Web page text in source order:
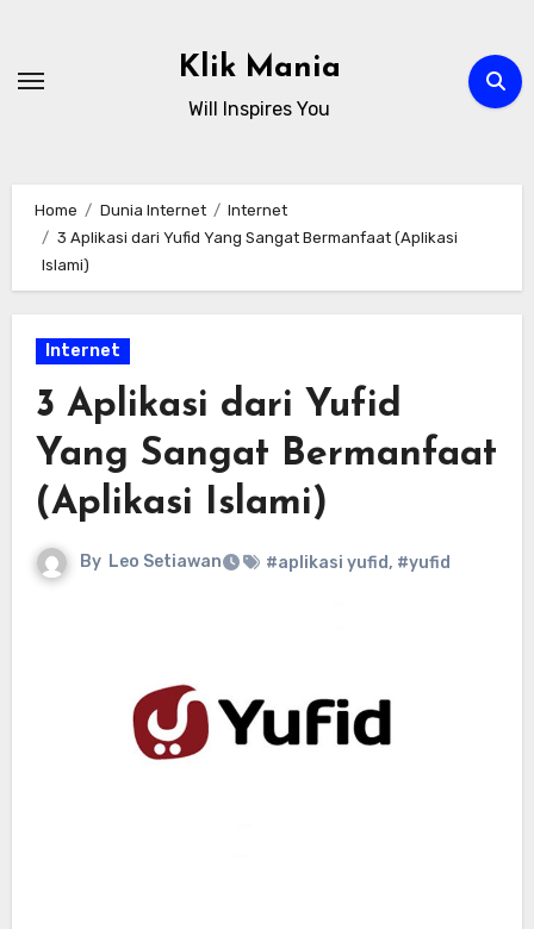
content
Klik Mania
Will Inspires You
Home Dunia Internet
Internet
3 Aplikasi dari Yufid Yang Sangat Bermanfaat (Aplikasi
Islami)
Internet
3 Aplikasi dari Yufid
Yang Sangat Bermanfaat
(Aplikasi Islami)
By Leo Setiawan #aplikasi yufid, #yufid